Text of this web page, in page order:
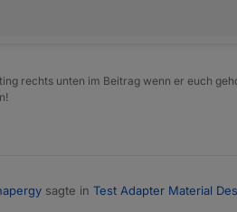
rechts unten im Beitrag wenn er euch
sagte in Test Adapter Material